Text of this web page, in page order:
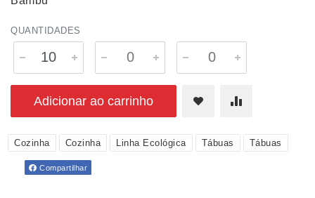
QUANTIDADES
Adicionar ao carrinho
Cozinha Cozinha Linha Ecológica Tábuas Tábuas
Compartilhar